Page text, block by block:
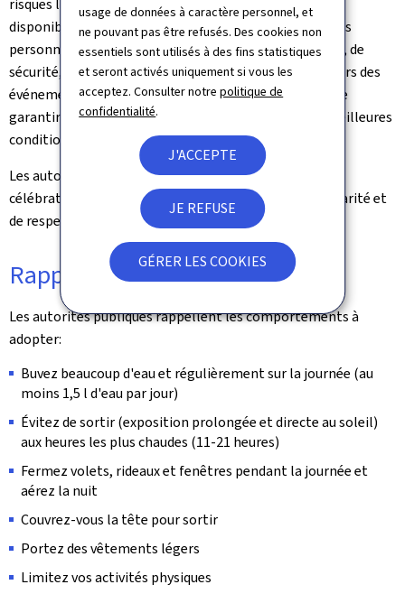
usage de données à caractère personnel, et
ne pouvant pas être refusés. Des cookies non
essentiels sont utilisés à des fins statistiques
et seront activés uniquement si vous les
acceptez. Consulter notrepolitique de
confidentialité.
J'ACCEPTE
JE REFUSE
GÉRER LES COOKIES
risques liés à la chaleur, à l'information du public, à la
disponibilité de points d'eau ainsi qu'à la protection des
personnes les plus vulnérables. Les services de secours, de
sécurité, les autorités locales ainsi que les organisateurs des
événements travaillent en étroite coordination afin de
garantir le bon déroulement des festivités dans les meilleures
conditions de sécurité possibles.
Les autorités invitent la population à profiter des
célébrations dans un esprit de responsabilité, de solidarité et
de respect mutuel.
Rappel des recommandations
Les autorités publiques rappellent les comportements à
adopter:
Buvez beaucoup d'eau et régulièrement sur la journée (au
moins 1,5 l d'eau par jour)
Évitez de sortir (exposition prolongée et directe au soleil)
aux heures les plus chaudes (11-21 heures)
Fermez volets, rideaux et fenêtres pendant la journée et
aérez la nuit
Couvrez-vous la tête pour sortir
Portez des vêtements légers
Limitez vos activités physiques